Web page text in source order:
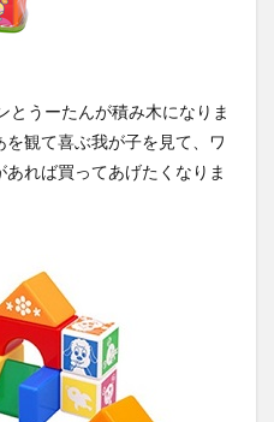
とうーたんが積み木になりま
観て喜ぶ我が子を見て、ワ
れば買ってあげたくなりま